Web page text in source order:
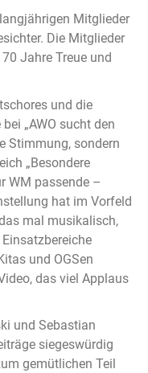
Mitglieder
Die Mitglieder
Jahre Treue und
und die
„AWO sucht den
Stimmung, sondern
„Besondere
WM passende –
hat im Vorfeld
mal musikalisch,
und OGSen
das viel Applaus
und Sebastian
siegeswürdig
gemütlichen Teil